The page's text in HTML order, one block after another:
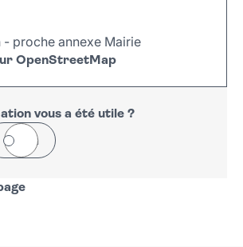
- proche annexe Mairie
OpenStreetMap
Leaflet
vous a été utile ?
Non
LinkedIn
sur Whatsapp
par courriel